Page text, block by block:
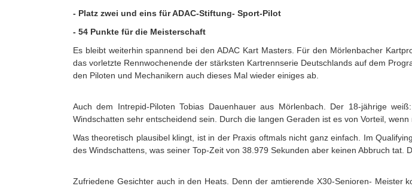
- Platz zwei und eins für ADAC-Stiftung- Sport-Pilot
- 54 Punkte für die Meisterschaft
Es bleibt weiterhin spannend bei den ADAC Kart Masters. Für den Mörlenbacher
das vorletzte Rennwochenende der stärksten Kartrennserie Deutschlands auf dem
den Piloten und Mechanikern auch dieses Mal wieder einiges ab.
Auch dem Intrepid-Piloten Tobias Dauenhauer aus Mörlenbach. Der 18-jährige
Windschatten sehr entscheidend sein. Durch die langen Geraden ist es von Vorteil, wenn
Was theoretisch plausibel klingt, ist in der Praxis oftmals nicht ganz einfach. Im
des Windschattens, was seiner Top-Zeit von 38.979 Sekunden aber keinen Abbruch tat.
Zufriedene Gesichter auch in den Heats. Denn der amtierende X30-Senioren-